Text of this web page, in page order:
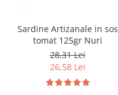
Sardine Artizanale in sos
tomat 125gr Nuri
28,31 Lei
26,58 Lei